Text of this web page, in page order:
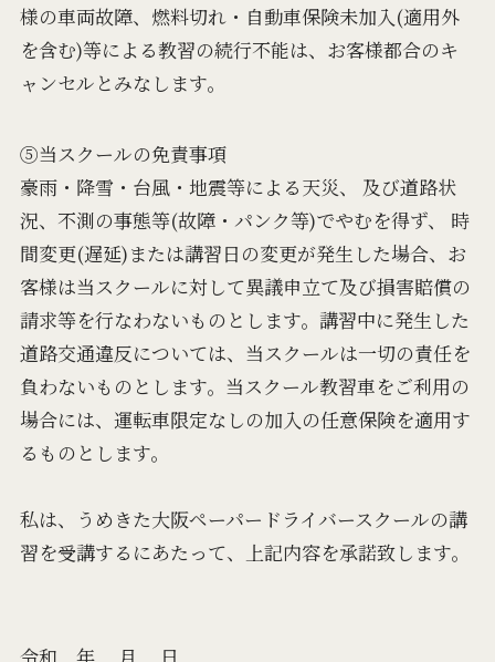
様の車両故障、燃料切れ・自動車保険未加入(適⽤外
を含む)等による教習の続⾏不能は、お客様都合のキ
ャンセルとみなします。
⑤当スクールの免責事項
豪⾬・降雪・台⾵・地震等による天災、 及び道路状
況、不測の事態等(故障・パンク等)でやむを得ず、 時
間変更(遅延)または講習⽇の変更が発生した場合、お
客様は当スクールに対して異議申⽴て及び損害賠償の
請求等を⾏なわないものとします。講習中に発生した
道路交通違反については、当スクールは⼀切の責任を
負わないものとします。当スクール教習車をご利⽤の
場合には、運転車限定なしの加入の任意保険を適⽤す
るものとします。
私は、うめきた大阪ペーパードライバースクールの講
習を受講するにあたって、上記内容を承諾致します。
令和 年 月 ⽇